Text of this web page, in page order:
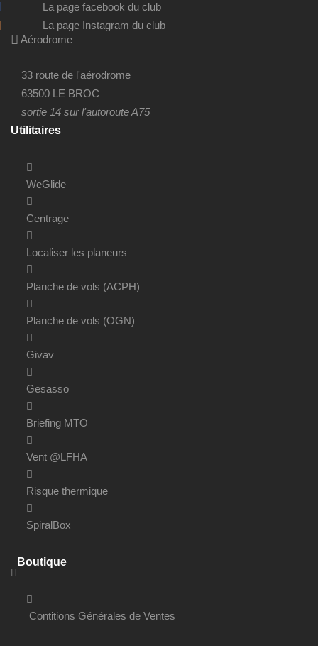
La page facebook du club
La page Instagram du club
Aérodrome
33 route de l'aérodrome
63500 LE BROC
sortie 14 sur l'autoroute A75
Utilitaires
WeGlide
Centrage
Localiser les planeurs
Planche de vols (ACPH)
Planche de vols (OGN)
Givav
Gesasso
Briefing MTO
Vent @LFHA
Risque thermique
SpiralBox
Boutique
Contitions Générales de Ventes